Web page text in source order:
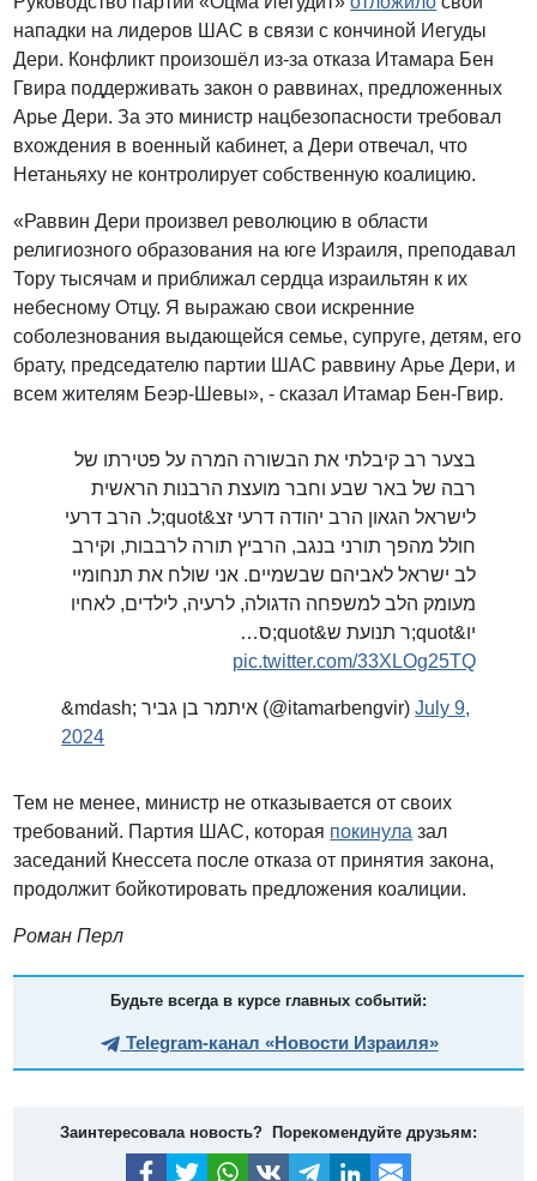
нападки на лидеров ШАС в связи с кончиной Иегуды
Дери. Конфликт произошёл из-за отказа Итамара Бен
Гвира поддерживать закон о раввинах, предложенных
Арье Дери. За это министр нацбезопасности требовал
вхождения в военный кабинет, а Дери отвечал, что
Нетаньяху не контролирует собственную коалицию.
«Раввин Дери произвел революцию в области
религиозного образования на юге Израиля, преподавал
Тору тысячам и приближал сердца израильтян к их
небесному Отцу. Я выражаю свои искренние
соболезнования выдающейся семье, супруге, детям, его
брату, председателю партии ШАС раввину Арье Дери, и
всем жителям Беэр-Шевы», - сказал Итамар Бен-Гвир.
בצער רב קיבלתי את הבשורה המרה על פטירתו של
רבה של באר שבע וחבר מועצת הרבנות הראשית
לישראל הגאון הרב יהודה דרעי זצ&quot;ל. הרב דרעי
חולל מהפך תורני בנגב, הרביץ תורה לרבבות, וקירב
לב ישראל לאביהם שבשמיים. אני שולח את תנחומיי
מעומק הלב למשפחה הדגולה, לרעיה, לילדים, לאחיו
יו&quot;ר תנועת ש&quot;ס…
pic.twitter.com/33XLOg25TQ
&mdash; איתמר בן גביר (@itamarbengvir)July 9,
2024
Тем не менее, министр не отказывается от своих
требований. Партия ШАС, которая покинула зал
заседаний Кнессета после отказа от принятия закона,
продолжит бойкотировать предложения коалиции.
Роман Перл
Будьте всегда в курсе главных событий:
Telegram-канал «Новости Израиля»
Заинтересовала новость? Порекомендуйте друзьям: